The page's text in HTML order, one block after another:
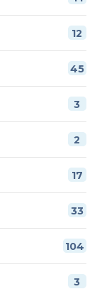
12
45
3
2
17
33
104
3